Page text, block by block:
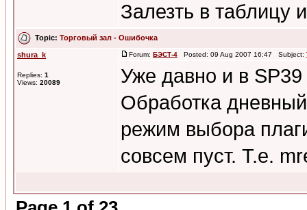
Залезть в таблицу
Topic: Торговый зал - Ошибочка
shura_k
Replies: 1
Views: 20089
Forum: БЭСТ-4 Posted: 09 Aug 2007 16:47 Subject:
Уже давно и в
Обработка
режим выбора
совсем пуст. Т.е.